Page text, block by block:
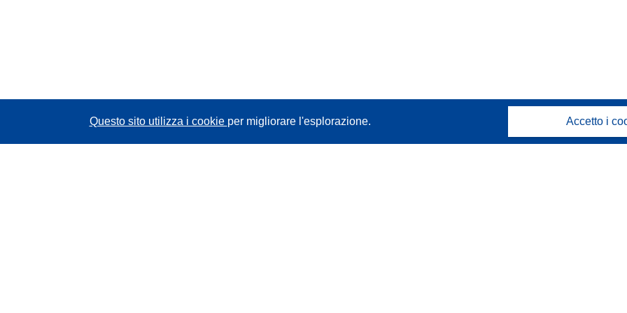
Questo sito utilizza i cookie per migliorare l'esplorazione. Accetto i